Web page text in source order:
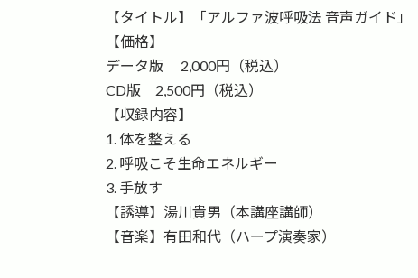
【タイトル】「アルファ波呼吸法 音声ガイド」
【価格】
データ版 2,000円（税込）
CD版 2,500円（税込）
【収録内容】
1. 体を整える
2. 呼吸こそ生命エネルギー
3. 手放す
【誘導】湯川貴男（本講座講師）
【音楽】有田和代（ハープ演奏家）